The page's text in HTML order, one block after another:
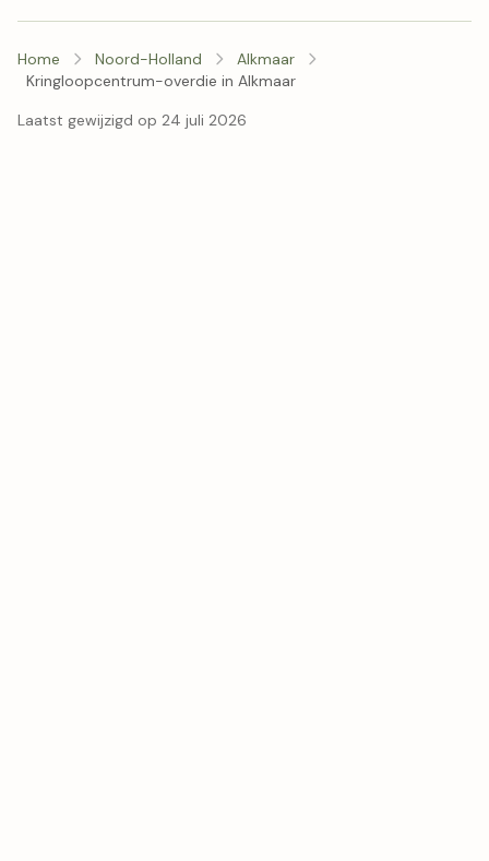
Home Noord-Holland
Alkmaar
Kringloopcentrum-overdie in Alkmaar
Laatst gewijzigd op 24 juli 2026